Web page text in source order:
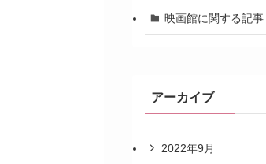
映画館に関する記事
アーカイブ
2022年9月